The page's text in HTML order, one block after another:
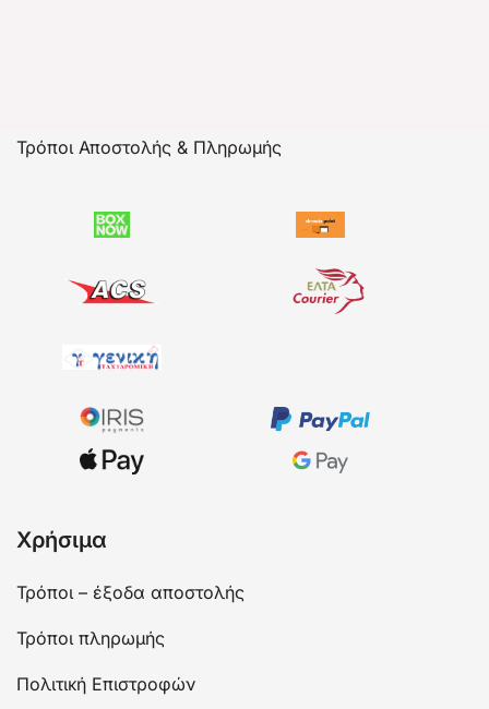
Τρόποι Αποστολής & Πληρωμής
Χρήσιμα
Τρόποι – έξοδα αποστολής
Τρόποι πληρωμής
Πολιτική Επιστροφών